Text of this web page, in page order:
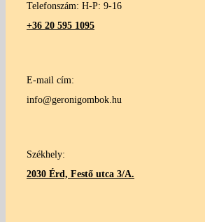
Telefonszám: H-P: 9-16
+36 20 595 1095
E-mail cím:
info@geronigombok.hu
Székhely:
2030 Érd, Festő utca 3/A.